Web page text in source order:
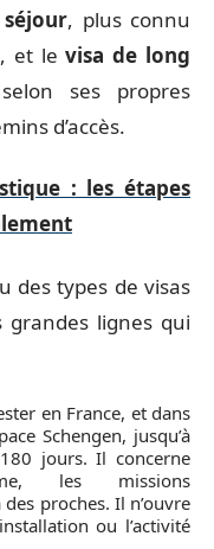
, plus connu
et levisa de long
ses propres
d’accès.
: les étapes
des types de visas
grandes lignes qui
en France, et dans
Schengen, jusqu’à
jours. Il concerne
les missions
proches. Il n’ouvre
ou l’activité